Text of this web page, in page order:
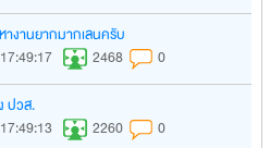
งานยากมากเลนครับ
2468
0
ปวส.
2260
0